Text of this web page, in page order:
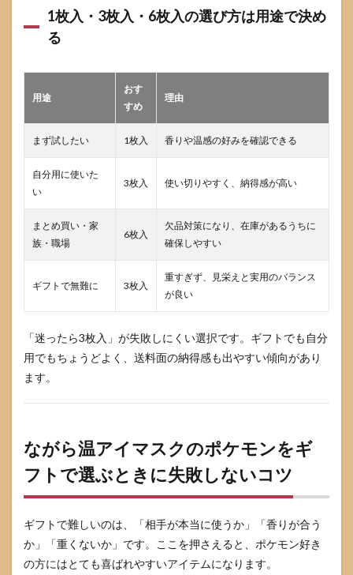
1枚入・3枚入・6枚入の選び方は用途で決め
る
用途
おす
すめ
理由
まず試したい 1枚入 香りや温感の好みを確認できる
自分用に使いた
い
3枚入 使い切りやすく、納得感が高い
まとめ買い・家
族・職場
6枚入
欠品対策になり、在庫があるうちに
確保しやすい
ギフトで無難に 3枚入
重すぎず、見栄えと実用のバランス
が良い
「迷ったら3枚入」が失敗しにくい選択です。ギフトでも自分
用でもちょうどよく、送料面の納得感も出やすい傾向があり
ます。
ながら温アイマスクのポケモンをギ
フトで選ぶときに失敗しないコツ
ギフトで難しいのは、「相手が本当に使うか」「香りが合う
か」「重くないか」です。ここを押さえると、ポケモン好き
の方にはとても喜ばれやすいアイテムになります。